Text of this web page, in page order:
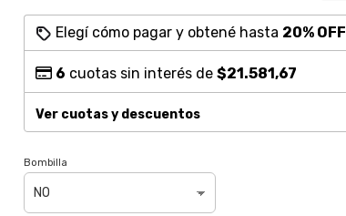
Elegí cómo pagar y obtené hasta 20% OFF
6 cuotas sin interés de $21.581,67
Ver cuotas y descuentos
Bombilla